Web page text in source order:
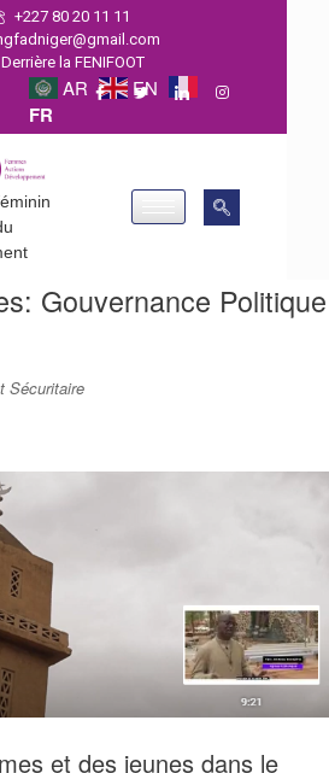
+227 80 20 11 11
Derrière la FENIFOOT
AR EN
FR
Gouvernance Politique
Sécuritaire
et des jeunes dans le